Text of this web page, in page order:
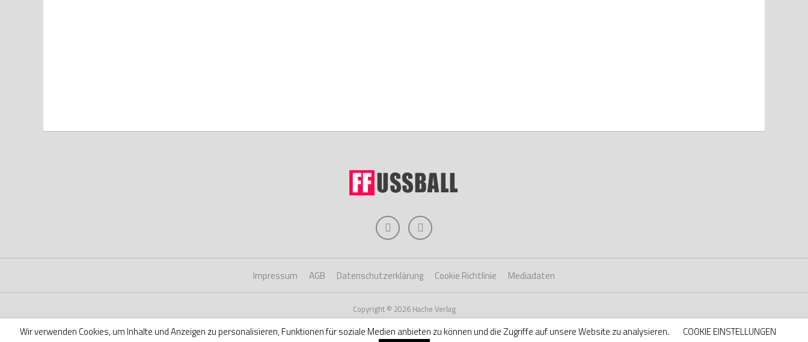
Impressum AGB Datenschutzerklärung Cookie Richtlinie Mediadaten
Copyright © 2026 Hache Verlag
Wir verwenden Cookies, um Inhalte und Anzeigen zu personalisieren, Funktionen für soziale Medien anbieten zu können und die Zugriffe auf unsere Website zu analysieren. COOKIE EINSTELLUNGEN